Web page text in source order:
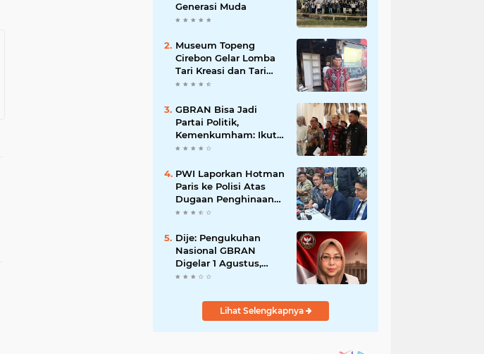
Generasi Muda
Museum Topeng
Cirebon Gelar Lomba
Tari Kreasi dan Tari
Topeng, Perebutkan
GBRAN Bisa Jadi
Partai Politik,
Kemenkumham: Ikuti
Mekanisme Undang-
PWI Laporkan Hotman
Paris ke Polisi Atas
Dugaan Penghinaan
Profesi Wartawan
Dije: Pengukuhan
Nasional GBRAN
Digelar 1 Agustus,
Diikuti 38 DPD dan
Lihat Selengkapnya